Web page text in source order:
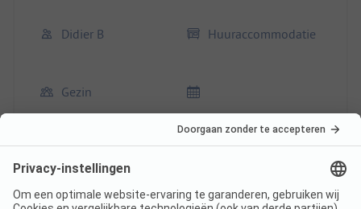
Didier B Huuraccommodatie
Gezin
Voordelen
Plaats/Huisvesting: de rust